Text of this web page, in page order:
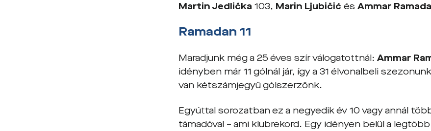
Martin Jedlička 103, Marin Ljubičićés Ammar
Ramadan 11
Maradjunk még a 25 éves szír válogatottnál:Ammar
idényben már 11 gólnál jár, így a 31 élvonalbeli
van kétszámjegyű gólszerzőnk.
Egyúttal sorozatban ez a negyedik év 10 vagy annál
támadóval – ami klubrekord. Egy idényen belül a